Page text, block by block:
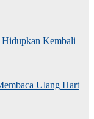
Kembali
Ulang Hart